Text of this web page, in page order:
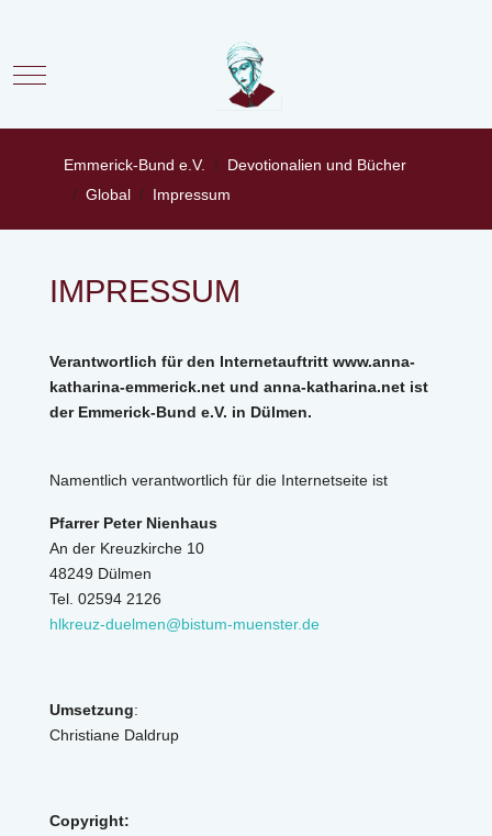
Mobile Menu Toggle
Emmerick-Bund e.V.
Devotionalien und Bücher
Global
Impressum
IMPRESSUM
Verantwortlich für den Internetauftritt www.anna-
katharina-emmerick.net und anna-katharina.net ist
der Emmerick-Bund e.V. in Dülmen.
Namentlich verantwortlich für die Internetseite ist
Pfarrer Peter Nienhaus
An der Kreuzkirche 10
48249 Dülmen
Tel. 02594 2126
hlkreuz-duelmen@bistum-muenster.de
Umsetzung:
Christiane Daldrup
Copyright: